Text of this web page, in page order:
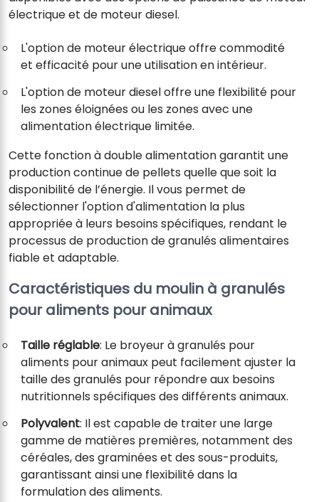
électrique et de moteur diesel.
L'option de moteur électrique offre commodité
et efficacité pour une utilisation en intérieur.
L'option de moteur diesel offre une flexibilité pour
les zones éloignées ou les zones avec une
alimentation électrique limitée.
Cette fonction à double alimentation garantit une
production continue de pellets quelle que soit la
disponibilité de l’énergie. Il vous permet de
sélectionner l'option d'alimentation la plus
appropriée à leurs besoins spécifiques, rendant le
processus de production de granulés alimentaires
fiable et adaptable.
Caractéristiques du moulin à granulés
pour aliments pour animaux
Taille réglable: Le broyeur à granulés pour
aliments pour animaux peut facilement ajuster la
taille des granulés pour répondre aux besoins
nutritionnels spécifiques des différents animaux.
Polyvalent: Il est capable de traiter une large
gamme de matières premières, notamment des
céréales, des graminées et des sous-produits,
garantissant ainsi une flexibilité dans la
formulation des aliments.